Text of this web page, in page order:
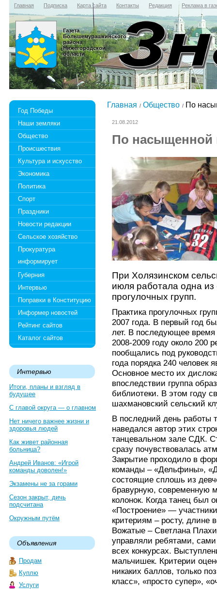
Главная Подписка Карта сайта Контакты Редакция Реклама в
Газета
Большемурашкинского
района
Нижегородской
области
Год Победы
Наши земляки
Общество
Происшествия
Культура и искусство
Экономика
Политика
Спорт
Праздники
Новости редакции
Сельское хозяйство
Прокуратура
информирует
Губерния
Интервью
Поправки в Конституцию
Информер новостей
Рейтинг сайтов
Каталог сайтов
Интервью
Итоги, планы и взгляд в
будущее
С главой округа — о главном
Нет ничего важнее жизни и
здоровья людей
Как живет районная
больница?
Андрей Иванов: «Игрой
команды доволен!»
Экзамены не за горами
Сезон закрыт, дичь
подсчитана
Окружным путём
Объявления
Продам
Куплю
Услуги
Главная Общество По
21.08.2012
По насыщенной
При Холязинском
июля работала одна
прогулочных групп.
Практика прогулочных
2007 года. В первый год
лет. В последующее время
2008-2009 году около 200
пообщались под
года порядка 240 человек
Основное место их
впоследствии группа
библиотеки. В этом году
шахмановский сельский
В последний день работы
наведался автор этих
танцевальном зале СДК.
сразу почувствовалась
Закрытие проходило в
команды – «Дельфины»,
состоящие сплошь из
бравурную, современную
колонок. Когда танец был
«Построение» —
критериям – росту, длине
Вожатые – Светлана
управляли ребятами,
всех конкурсах.
мальчишек. Критерии
никаких баллов, только
класс», «просто супер»,